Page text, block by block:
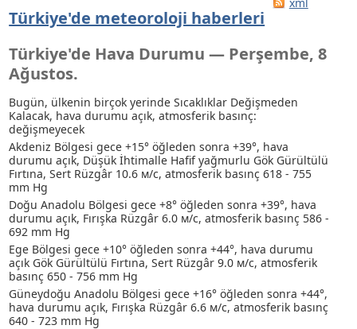
Türkiye'de meteoroloji haberleri
Türkiye'de Hava Durumu — Perşembe, 8
Ağustos.
Bugün, ülkenin birçok yerinde Sıcaklıklar Değişmeden
Kalacak, hava durumu açık, atmosferik basınç:
değişmeyecek
Akdeniz Bölgesi gece +15° öğleden sonra +39°, hava
durumu açık, Düşük İhtimalle Hafif yağmurlu Gök Gürültülü
Fırtına, Sert Rüzgâr 10.6 м/с, atmosferik basınç 618 - 755
mm Hg
Doğu Anadolu Bölgesi gece +8° öğleden sonra +39°, hava
durumu açık, Fırışka Rüzgâr 6.0 м/с, atmosferik basınç 586 -
692 mm Hg
Ege Bölgesi gece +10° öğleden sonra +44°, hava durumu
açık Gök Gürültülü Fırtına, Sert Rüzgâr 9.0 м/с, atmosferik
basınç 650 - 756 mm Hg
Güneydoğu Anadolu Bölgesi gece +16° öğleden sonra +44°,
hava durumu açık, Fırışka Rüzgâr 6.6 м/с, atmosferik basınç
640 - 723 mm Hg